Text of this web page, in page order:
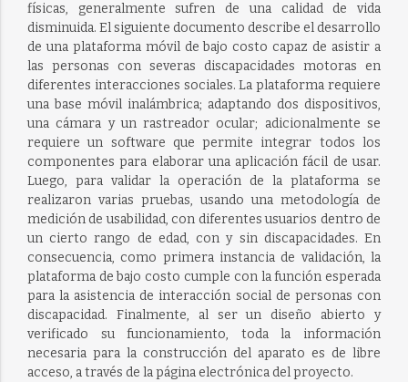
físicas, generalmente sufren de una calidad de vida
disminuida. El siguiente documento describe el desarrollo
de una plataforma móvil de bajo costo capaz de asistir a
las personas con severas discapacidades motoras en
diferentes interacciones sociales. La plataforma requiere
una base móvil inalámbrica; adaptando dos dispositivos,
una cámara y un rastreador ocular; adicionalmente se
requiere un software que permite integrar todos los
componentes para elaborar una aplicación fácil de usar.
Luego, para validar la operación de la plataforma se
realizaron varias pruebas, usando una metodología de
medición de usabilidad, con diferentes usuarios dentro de
un cierto rango de edad, con y sin discapacidades. En
consecuencia, como primera instancia de validación, la
plataforma de bajo costo cumple con la función esperada
para la asistencia de interacción social de personas con
discapacidad. Finalmente, al ser un diseño abierto y
verificado su funcionamiento, toda la información
necesaria para la construcción del aparato es de libre
acceso, a través de la página electrónica del proyecto.